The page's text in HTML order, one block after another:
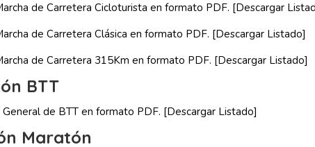
de Carretera Cicloturista en formato PDF. [Descargar
de Carretera Clásica en formato PDF. [Descargar Listado]
de Carretera 315Km en formato PDF. [Descargar Listado]
BTT
de BTT en formato PDF. [Descargar Listado]
Maratón